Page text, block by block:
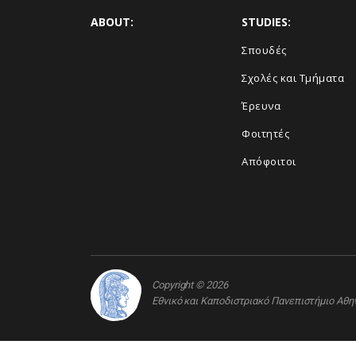
ABOUT: STUDIES:
Σπουδές
Σχολές και Τμήματα
Έρευνα
Φοιτητές
Απόφοιτοι
Copyright © 2026
Εθνικό και Καποδιστριακό Πανεπιστήμιο